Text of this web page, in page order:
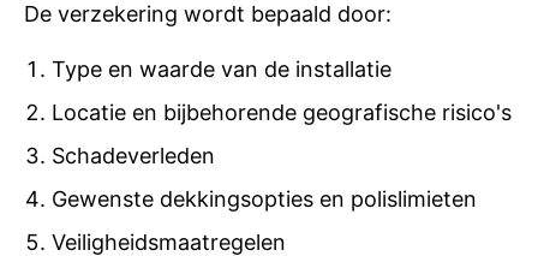
De verzekering wordt bepaald door:
Type en waarde van de installatie
Locatie en bijbehorende geografische risico's
Schadeverleden
Gewenste dekkingsopties en polislimieten
Veiligheidsmaatregelen